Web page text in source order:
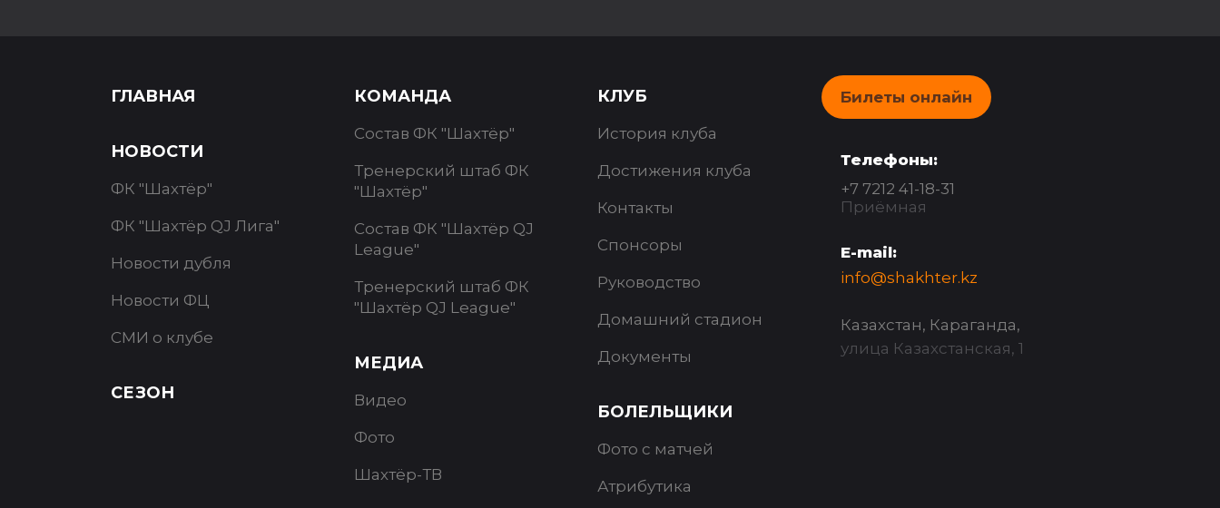
ГЛАВНАЯ
НОВОСТИ
ФК "Шахтёр"
ФК "Шахтёр QJ Лига"
Новости дубля
Новости ФЦ
СМИ о клубе
СЕЗОН
КОМАНДА
Состав ФК "Шахтёр"
Тренерский штаб ФК
"Шахтёр"
Состав ФК "Шахтёр QJ
League"
Тренерский штаб ФК
"Шахтёр QJ League"
МЕДИА
Видео
Фото
Шахтёр-ТВ
КЛУБ
История клуба
Достижения клуба
Контакты
Спонсоры
Руководство
Домашний стадион
Документы
БОЛЕЛЬЩИКИ
Фото с матчей
Атрибутика
Билеты онлайн
Телефоны:
+7 7212 41-18-31
Приёмная
E-mail:
info@shakhter.kz
Казахстан, Караганда,
улица Казахстанская, 1